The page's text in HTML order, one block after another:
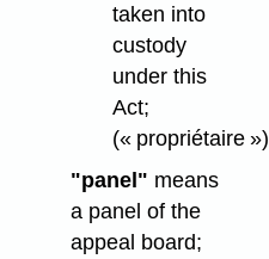
taken into
custody
under this
Act;
(« propriétaire »)
"panel" means
a panel of the
appeal board;